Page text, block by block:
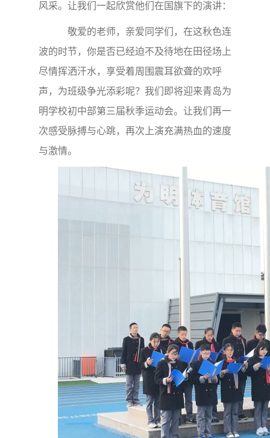
风采。让我们一起欣赏他们在国旗下的演讲：
敬爱的老师，亲爱同学们，在这秋色连
波的时节， 你是否已经迫不及待地在田径场上
尽情挥洒汗水，享受着周围震耳欲聋的欢呼
声，为班级争光添彩呢？ 我们即将迎来青岛为
明学校初中部第三届秋季运动会。让我们再一
次感受脉搏与心跳，再次上演充满热血的速度
与激情。